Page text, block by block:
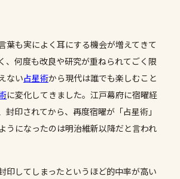
葉も実によく耳にする機会が増えてきて
、何度も改良や研究が重ねられてごく限
ない占星術から現代は誰でも楽しむこと
に変化してきました。江戸幕府に宿曜経
封印されてから、再度宿曜が「占星術」
うになったのは明治維新以降だと言われ
印してしまったというほど的中率が高い